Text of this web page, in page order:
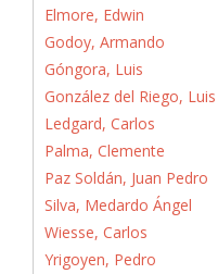
Elmore, Edwin
Godoy, Armando
Góngora, Luis
González del Riego, Luis
Ledgard, Carlos
Palma, Clemente
Paz Soldán, Juan Pedro
Silva, Medardo Ángel
Wiesse, Carlos
Yrigoyen, Pedro